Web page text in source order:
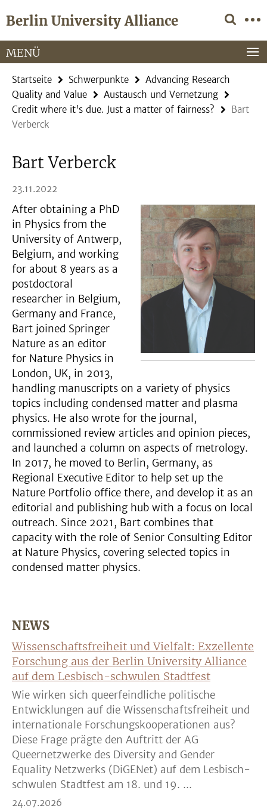
direkt
Inhalt
Berlin University Alliance
Service-
Navigation
MENÜ
Startseite Schwerpunkte
Advancing Research
Quality and Value
Austausch und Vernetzung
Credit where it's due. Just a matter of fairness?
Bart
Verberck
Bart Verberck
23.11.2022
After obtaining a PhD
in Physics from the
University of Antwerp,
Belgium, and working
for about 8 years as a
postdoctoral
researcher in Belgium,
Germany and France,
Bart joined Springer
Nature as an editor
for Nature Physics in
London, UK, in 2013,
handling manuscripts on a variety of physics
topics including condensed matter and plasma
physics. He also wrote for the journal,
commissioned review articles and opinion pieces,
and launched a column on aspects of metrology.
In 2017, he moved to Berlin, Germany, as
Regional Executive Editor to help set up the
Nature Portfolio office there, and develop it as an
editorial and publishing hub with a focus on local
outreach. Since 2021, Bart combines that
capacity with the role of Senior Consulting Editor
at Nature Physics, covering selected topics in
condensed matter physics.
NEWS
Wissenschaftsfreiheit und Vielfalt: Exzellente
Forschung aus der Berlin University Alliance
auf dem Lesbisch-schwulen Stadtfest
Wie wirken sich queerfeindliche politische
Entwicklungen auf die Wissenschaftsfreiheit und
internationale Forschungskooperationen aus?
Diese Frage prägte den Auftritt der AG
Queernetzwerke des Diversity and Gender
Equality Netzwerks (DiGENet) auf dem Lesbisch-
schwulen Stadtfest am 18. und 19. ...
24.07.2026